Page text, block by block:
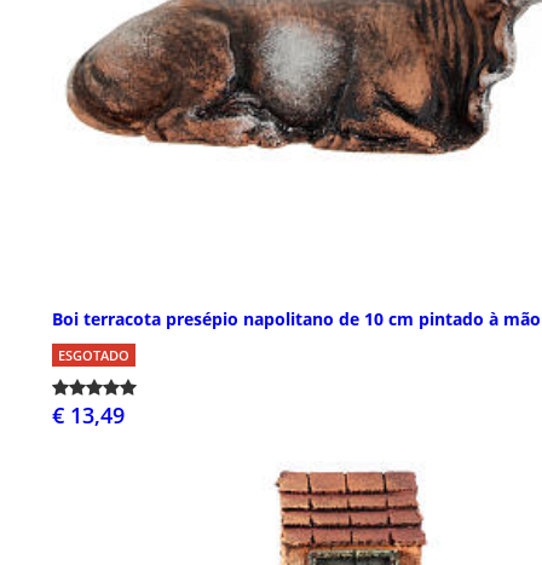
Boi terracota presépio napolitano de 10 cm pintado à mão
ESGOTADO
€ 13,49